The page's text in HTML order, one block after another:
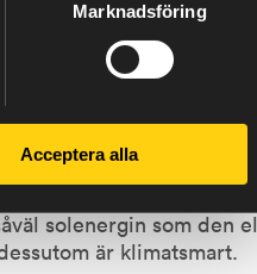
Marknadsföring
Acceptera alla
och för lagring. Den
till Svenska Kraftnät
egen produktion är att
Energi.
att det var full snurr
solenergin som den el
är klimatsmart.